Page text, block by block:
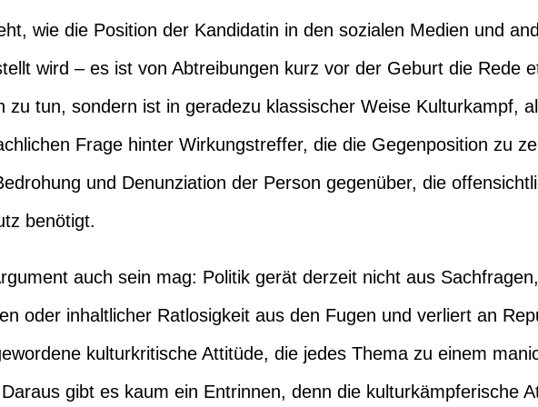
wie die Position der Kandidatin in den sozialen Medien und
wird – es ist von Abtreibungen kurz vor der Geburt die Rede
zu tun, sondern ist in geradezu klassischer Weise Kulturkampf,
Frage hinter Wirkungstreffer, die die Gegenposition zu
und Denunziation der Person gegenüber, die
benötigt.
auch sein mag: Politik gerät derzeit nicht aus
oder inhaltlicher Ratlosigkeit aus den Fugen und verliert an
kulturkritische Attitüde, die jedes Thema zu einem
gibt es kaum ein Entrinnen, denn die kulturkämpferische